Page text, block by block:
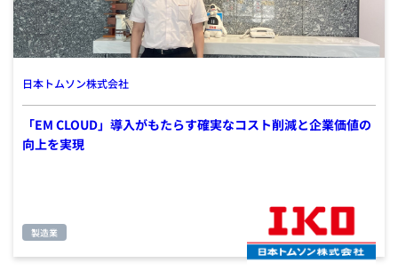
日本トムソン株式会社
「EM CLOUD」導入がもたらす確実なコスト削減と企業価値の
向上を実現
製造業